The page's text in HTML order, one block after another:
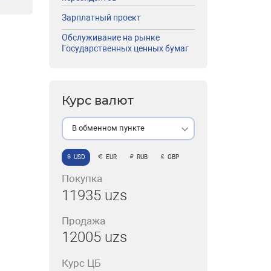
Зарплатный проект
Обслуживание на рынке
Государственных ценных бумаг
Курс валют
В обменном пункте
USD EUR RUB GBP
Покупка
11935 uzs
Продажа
12005 uzs
Курс ЦБ